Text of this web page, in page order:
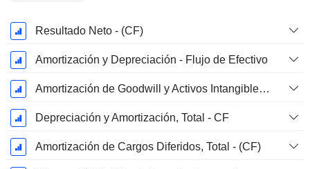
Período
fiscal:
Diciembre
Resultado Neto - (CF)
Amortización y Depreciación - Flujo de Efectivo
Amortización de Goodwill y Activos Intangibles - (CF) - (Específico del Modelo)
Depreciación y Amortización, Total - CF
Amortización de Cargos Diferidos, Total - (CF)